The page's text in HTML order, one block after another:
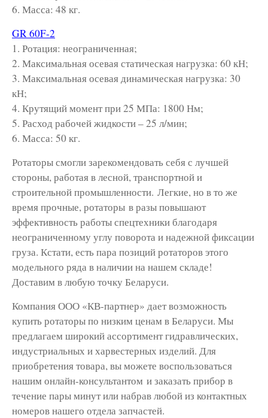
6. Масса: 48 кг.
GR 60F-2
1. Ротация: неограниченная;
2. Максимальная осевая статическая нагрузка: 60 кН;
3. Максимальная осевая динамическая нагрузка: 30
кН;
4. Крутящий момент при 25 МПа: 1800 Нм;
5. Расход рабочей жидкости – 25 л/мин;
6. Масса: 50 кг.
Ротаторы смогли зарекомендовать себя с лучшей
стороны, работая в лесной, транспортной и
строительной промышленности. Легкие, но в то же
время прочные, ротаторы в разы повышают
эффективность работы спецтехники благодаря
неограниченному углу поворота и надежной фиксации
груза. Кстати, есть пара позиций ротаторов этого
модельного ряда в наличии на нашем складе!
Доставим в любую точку Беларуси.
Компания ООО «КВ-партнер» дает возможность
купить ротаторы по низким ценам в Беларуси. Мы
предлагаем широкий ассортимент гидравлических,
индустриальных и харвестерных изделий. Для
приобретения товара, вы можете воспользоваться
нашим онлайн-консультантом и заказать прибор в
течение пары минут или набрав любой из контактных
номеров нашего отдела запчастей.